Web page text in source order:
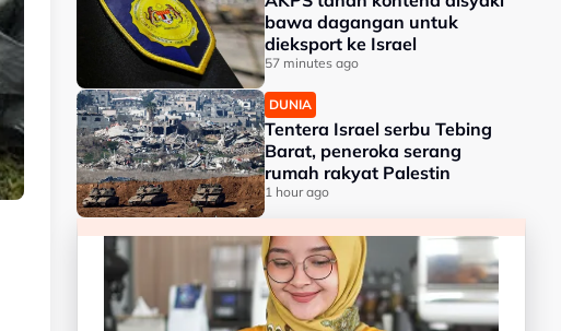
bawa dagangan untuk
dieksport ke Israel
57 minutes ago
DUNIA
Tentera Israel serbu Tebing
Barat, peneroka serang
rumah rakyat Palestin
1 hour ago